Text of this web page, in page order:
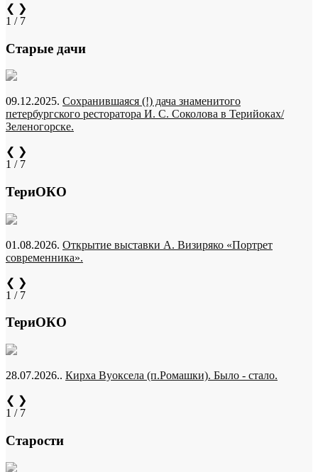
❮ ❯
1 / 7
Старые дачи
09.12.2025. Сохранившаяся (!) дача знаменитого
петербургского ресторатора И. С. Соколова в Терийоках/
Зеленогорске.
❮ ❯
1 / 7
ТериОКО
01.08.2026. Открытие выставки А. Визиряко «Портрет
современника».
❮ ❯
1 / 7
ТериОКО
28.07.2026.. Кирха Вуоксела (п.Ромашки). Было - стало.
❮ ❯
1 / 7
Старости